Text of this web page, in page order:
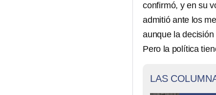
confirmó, y en su
admitió ante los
aunque la
Pero la política
LAS